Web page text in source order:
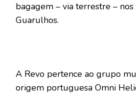
bagagem – via terrestre – nos
Guarulhos.
A Revo pertence ao grupo
origem portuguesa Omni